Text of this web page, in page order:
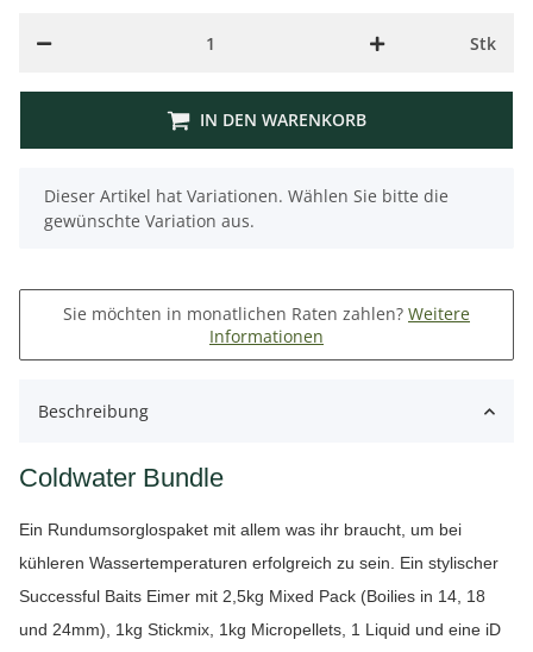
Stk
IN DEN WARENKORB
x
Dieser Artikel hat Variationen. Wählen Sie bitte die
gewünschte Variation aus.
Sie möchten in monatlichen Raten zahlen? Weitere
Informationen
Beschreibung
Coldwater Bundle
Ein Rundumsorglospaket mit allem was ihr braucht, um bei
kühleren Wassertemperaturen erfolgreich zu sein. Ein stylischer
Successful Baits Eimer mit 2,5kg Mixed Pack (Boilies in 14, 18
und 24mm), 1kg Stickmix, 1kg Micropellets, 1 Liquid und eine iD